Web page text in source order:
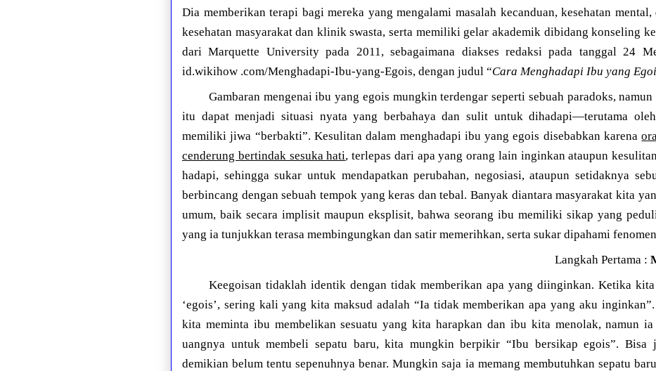
Dia memberikan terapi bagi mereka yang mengalami masalah kecanduan, kesehatan
kesehatan masyarakat dan klinik swasta, serta memiliki gelar akademik dibidang konseling
dari Marquette University pada 2011, sebagaimana diakses redaksi pada tanggal 24
id.wikihow .com/Menghadapi-Ibu-yang-Egois, dengan judul “Cara Menghadapi Ibu yang
Gambaran mengenai ibu yang egois mungkin terdengar seperti sebuah paradoks,
itu dapat menjadi situasi nyata yang berbahaya dan sulit untuk dihadapi—terutama
memiliki jiwa “berbakti”. Kesulitan dalam menghadapi ibu yang egois disebabkan karena
cenderung bertindak sesuka hati, terlepas dari apa yang orang lain inginkan ataupun
hadapi, sehingga sukar untuk mendapatkan perubahan, negosiasi, ataupun setidaknya
berbincang dengan sebuah tempok yang keras dan tebal. Banyak diantara masyarakat kita
umum, baik secara implisit maupun eksplisit, bahwa seorang ibu memiliki sikap yang
yang ia tunjukkan terasa membingungkan dan satir memerihkan, serta sukar dipahami
Langkah Pertama :
Keegoisan tidaklah identik dengan tidak memberikan apa yang diinginkan. Ketika kita
‘egois’, sering kali yang kita maksud adalah “Ia tidak memberikan apa yang aku
kita meminta ibu membelikan sesuatu yang kita harapkan dan ibu kita menolak, namun
uangnya untuk membeli sepatu baru, kita mungkin berpikir “Ibu bersikap egois”. Bisa
demikian belum tentu sepenuhnya benar. Mungkin saja ia memang membutuhkan sepatu